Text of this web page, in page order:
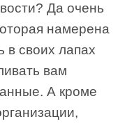
Да очень
намерена
в своих лапах
вам
А кроме